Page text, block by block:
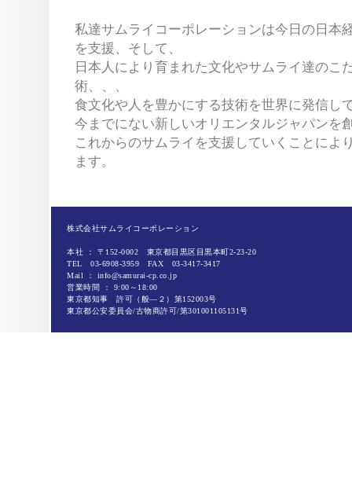
私達サムライコーポレーションは今日の日本
を支援、そして、
日本人により育まれた文化やサムライ達のこ
術、、、
食文化や人を豊かにする技術を世界に発信し
今までにない新しいオリエンタルジャパンを
これからのサムライを支援していくことによ
ます。
株式会社サムライコーポレーション
本社 ： 〒152-0002 東京都目黒区目黒本町2-23-20
TEL 03-6908-3959 FAX 03-3417-3417
Mail ： info@samurai-cp.co.jp
営業時間 ： 9:00～18:00
東京都知事 許可（般―２）第152003号
東京都公安委員会/古物商許可/第301001105131号